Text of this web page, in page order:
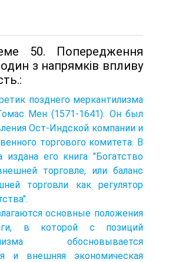
50. Попередження
з напрямків впливу
позднего меркантилизма
Мен (1571-1641). Он был
Ост-Индской компании и
торгового комитета. В
издана его книга "Богатство
торговле, или баланс
торговли как регулятор
основные положения
в которой с позиций
обосновывается
и внешняя экономическая